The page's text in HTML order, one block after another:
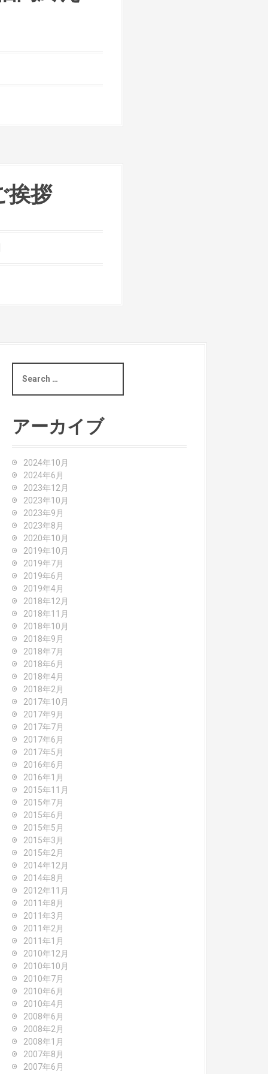
挨拶
a
c
h
アーカイブ
2024年10月
2024年6月
2023年12月
2023年10月
2023年9月
2023年8月
2020年10月
2019年10月
2019年7月
2019年6月
2019年4月
2018年12月
2018年11月
2018年10月
2018年9月
2018年7月
2018年6月
2018年4月
2018年2月
2017年10月
2017年9月
2017年7月
2017年6月
2017年5月
2016年6月
2016年1月
2015年11月
2015年7月
2015年6月
2015年5月
2015年3月
2015年2月
2014年12月
2014年8月
2012年11月
2011年8月
2011年3月
2011年2月
2011年1月
2010年12月
2010年10月
2010年7月
2010年6月
2010年4月
2008年6月
2008年2月
2008年1月
2007年8月
2007年6月